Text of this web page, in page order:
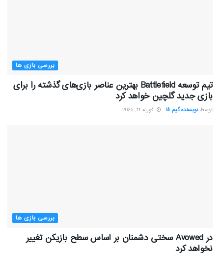
بررسی بازی ها
تیم توسعه Battlefield بهترین عناصر بازی‌های گذشته را برای
بازی جدید گلچین خواهد کرد
توسط نویسنده گیم فا فوریه 11, 2025
بررسی بازی ها
در Avowed سختی دشمنان بر اساس سطح بازیکن تغییر
نخواهد کرد